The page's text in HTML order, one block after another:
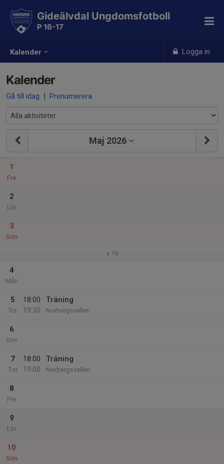
Kalender Logga in
Gideälvdal Ungdomsfotboll
P 16-17
Kalender
Gå till idag | Prenumerera
Maj 2026
1
Fre
2
Lör
3
Sön
v.19
4
Mån
5
Tis
18:00
19:30
Träning
Norbergsvallen
6
Ons
7
Tor
18:00
19:00
Träning
Norbergsvallen
8
Fre
9
Lör
10
Sön